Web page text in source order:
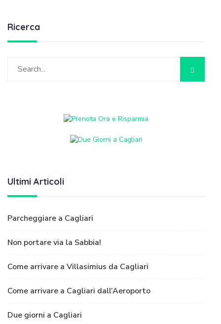
Ricerca
Ultimi Articoli
Parcheggiare a Cagliari
Non portare via la Sabbia!
Come arrivare a Villasimius da Cagliari
Come arrivare a Cagliari dall’Aeroporto
Due giorni a Cagliari